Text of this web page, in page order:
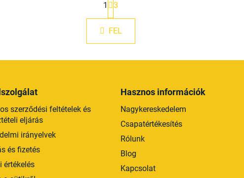
L
i
s
t
a
p
z
á
1 3
FEL
szerződési feltételek és
eljárás
irányelvek
és fizetés
értékelés
Hasznos információk
Nagykereskedelem
Csapatértékesítés
Rólunk
Blog
Kapcsolat